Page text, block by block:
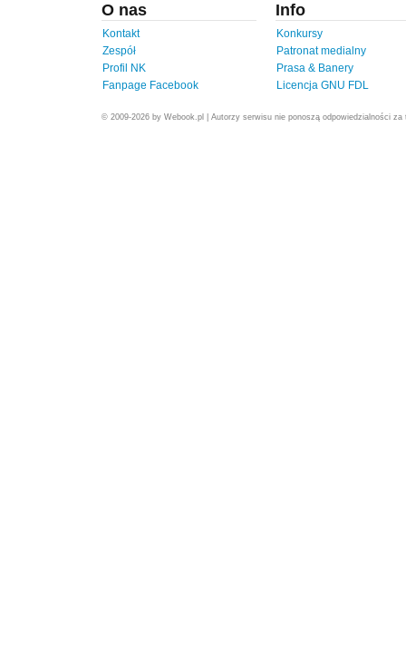
O nas
Kontakt
Zespół
Profil NK
Fanpage Facebook
Info
Konkursy
Patronat medialny
Prasa & Banery
Licencja GNU FDL
© 2009-2026 by Webook.pl | Autorzy serwisu nie ponoszą odpowiedzialności